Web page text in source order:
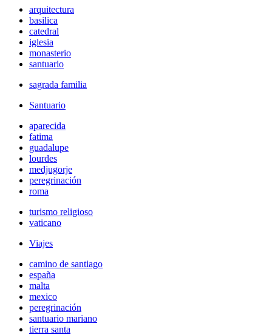
arquitectura
basilica
catedral
iglesia
monasterio
santuario
sagrada familia
Santuario
aparecida
fatima
guadalupe
lourdes
medjugorje
peregrinación
roma
turismo religioso
vaticano
Viajes
camino de santiago
españa
malta
mexico
peregrinación
santuario mariano
tierra santa